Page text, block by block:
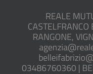
REALE
RANGONE,
03486760360 |